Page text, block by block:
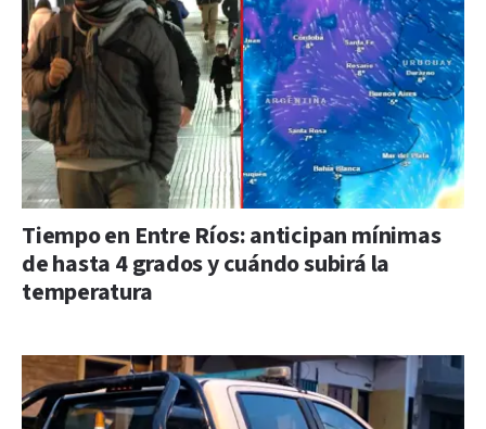
Tiempo en Entre Ríos: anticipan mínimas
de hasta 4 grados y cuándo subirá la
temperatura